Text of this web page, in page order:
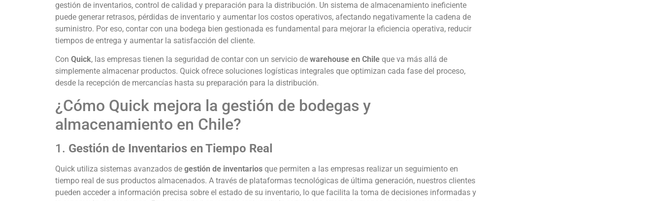
gestión de inventarios, control de calidad y preparación para la distribución. Un sistema de almacenamiento ineficiente
puede generar retrasos, pérdidas de inventario y aumentar los costos operativos, afectando negativamente la cadena de
suministro. Por eso, contar con una bodega bien gestionada es fundamental para mejorar la eficiencia operativa, reducir
tiempos de entrega y aumentar la satisfacción del cliente.
Con Quick, las empresas tienen la seguridad de contar con un servicio de warehouse en Chile que va más allá de
simplemente almacenar productos. Quick ofrece soluciones logísticas integrales que optimizan cada fase del proceso,
desde la recepción de mercancías hasta su preparación para la distribución.
¿Cómo Quick mejora la gestión de bodegas y
almacenamiento en Chile?
1. Gestión de Inventarios en Tiempo Real
Quick utiliza sistemas avanzados de gestión de inventarios que permiten a las empresas realizar un seguimiento en
tiempo real de sus productos almacenados. A través de plataformas tecnológicas de última generación, nuestros clientes
pueden acceder a información precisa sobre el estado de su inventario, lo que facilita la toma de decisiones informadas y